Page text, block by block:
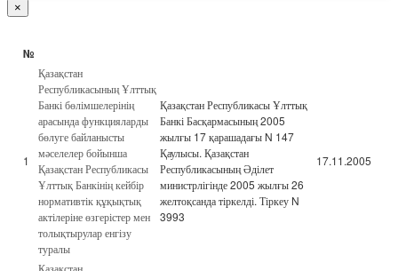
×
№
1
Қазақстан
Республикасының Ұлттық
Банкі бөлімшелерінің
арасында функцияларды
бөлуге байланысты
мәселелер бойынша
Қазақстан Республикасы
Ұлттық Банкінің кейбір
нормативтік құқықтық
актілеріне өзгерістер мен
толықтырулар енгізу
туралы
Қазақстан Республикасы Ұлттық
Банкі Басқармасының 2005
жылғы 17 қарашадағы N 147
Қаулысы. Қазақстан
Республикасының Әділет
министрлігінде 2005 жылғы 26
желтоқсанда тіркелді. Тіркеу N
3993
17.11.2005